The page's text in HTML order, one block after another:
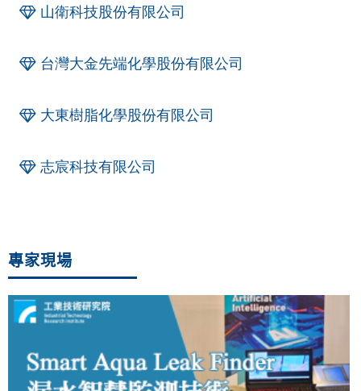
山衛科技股份有限公司
台灣大金先端化學股份有限公司
大東樹脂化學股份有限公司
志宸科技有限公司
專家現場